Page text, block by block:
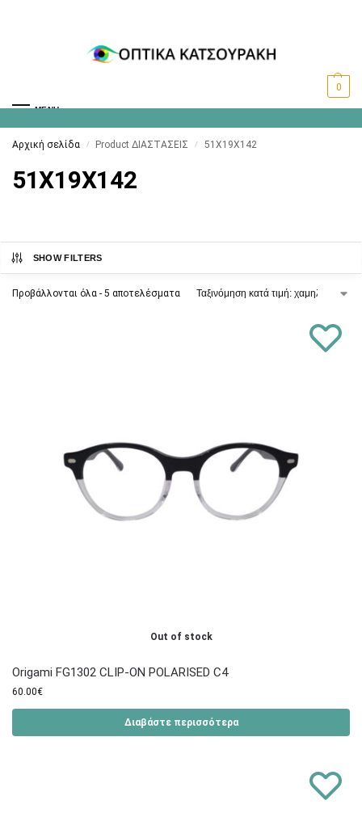
MENU
0
Αρχική σελίδα / Product ΔΙΑΣΤΑΣΕΙΣ / 51X19X142
51X19X142
SHOW FILTERS
Προβάλλονται όλα - 5 αποτελέσματα
Out of stock
Origami FG1302 CLIP-ON POLARISED C4
60.00€
Διαβάστε περισσότερα